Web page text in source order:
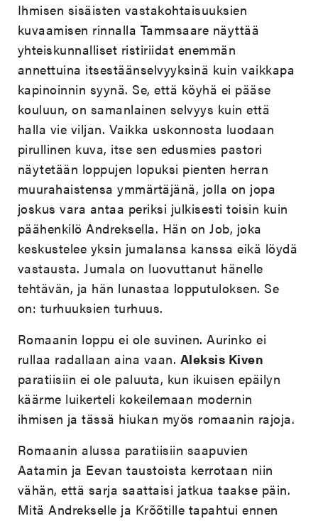
Ihmisen sisäisten vastakohtaisuuksien
kuvaamisen rinnalla Tammsaare näyttää
yhteiskunnalliset ristiriidat enemmän
annettuina itsestäänselvyyksinä kuin vaikkapa
kapinoinnin syynä. Se, että köyhä ei pääse
kouluun, on samanlainen selvyys kuin että
halla vie viljan. Vaikka uskonnosta luodaan
pirullinen kuva, itse sen edusmies pastori
näytetään loppujen lopuksi pienten herran
muurahaistensa ymmärtäjänä, jolla on jopa
joskus vara antaa periksi julkisesti toisin kuin
päähenkilö Andreksella. Hän on Job, joka
keskustelee yksin jumalansa kanssa eikä löydä
vastausta. Jumala on luovuttanut hänelle
tehtävän, ja hän lunastaa lopputuloksen. Se
on: turhuuksien turhuus.
Romaanin loppu ei ole suvinen. Aurinko ei
rullaa radallaan aina vaan. Aleksis Kiven
paratiisiin ei ole paluuta, kun ikuisen epäilyn
käärme luikerteli kokeilemaan modernin
ihmisen ja tässä hiukan myös romaanin rajoja.
Romaanin alussa paratiisiin saapuvien
Aatamin ja Eevan taustoista kerrotaan niin
vähän, että sarja saattaisi jatkua taakse päin.
Mitä Andrekselle ja Krõõtille tapahtui ennen